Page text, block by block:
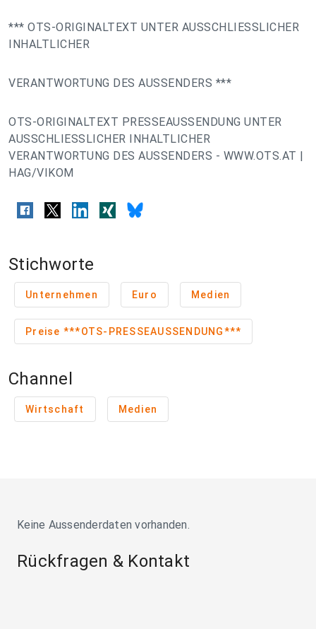
*** OTS-ORIGINALTEXT UNTER AUSSCHLIESSLICHER
INHALTLICHER
VERANTWORTUNG DES AUSSENDERS ***
OTS-ORIGINALTEXT PRESSEAUSSENDUNG UNTER
AUSSCHLIESSLICHER INHALTLICHER
VERANTWORTUNG DES AUSSENDERS - WWW.OTS.AT |
HAG/VIKOM
Stichworte
Unternehmen Euro Medien
Preise ***OTS-PRESSEAUSSENDUNG***
Channel
Wirtschaft Medien
Keine Aussenderdaten vorhanden.
Rückfragen & Kontakt